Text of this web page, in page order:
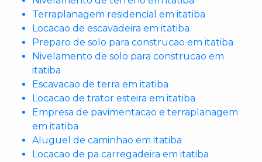
Terraplanagem residencial em itatiba
Locacao de escavadeira em itatiba
Preparo de solo para construcao em itatiba
Nivelamento de solo para construcao em
itatiba
Escavacao de terra em itatiba
Locacao de trator esteira em itatiba
Empresa de pavimentacao e terraplanagem
em itatiba
Aluguel de caminhao em itatiba
Locacao de pa carregadeira em itatiba